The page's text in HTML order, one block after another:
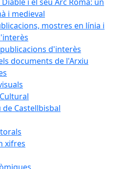
i medieval
mostres en línia i
d'interès
documents de l'Arxiu
de Castellbisbal
xifres